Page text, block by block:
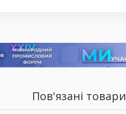
Пов'язані товари